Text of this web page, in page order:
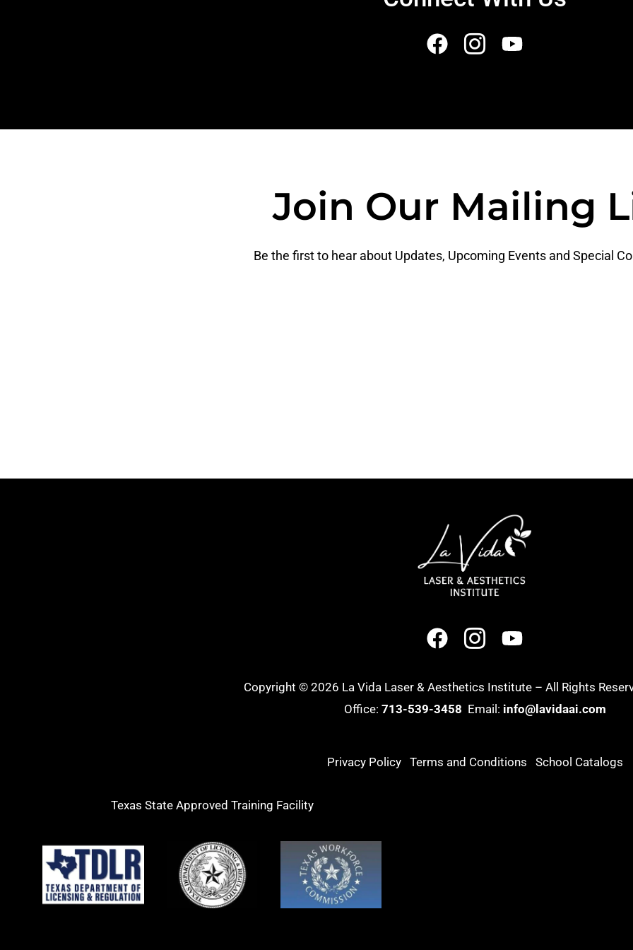
Join Our Mailing
Be the first to hear about Updates, Upcoming Events and Special
Copyright © 2026 La Vida Laser & Aesthetics Institute – All Rights
Office: 713-539-3458 Email: info@lavidaai.com
Privacy Policy Terms and Conditions School Catalogs
Texas State Approved Training Facility